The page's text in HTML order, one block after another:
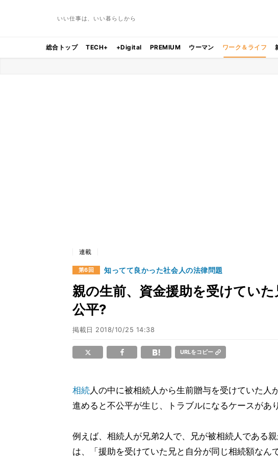
いい仕事は、いい暮らしから
総合トップ TECH+ +Digital PREMIUM ウーマン ワーク＆ライフ
連載
第6回 知ってて良かった社会人の法律問題
親の生前、資金援助を受けてい
公平?
掲載日 2018/10/25 14:38
URLをコピー
相続人の中に被相続人から生前贈与を受けていた人
進めると不公平が生じ、トラブルになるケースがあ
例えば、相続人が兄弟2人で、兄が被相続人である
は、「援助を受けていた兄と自分が同じ相続額なん